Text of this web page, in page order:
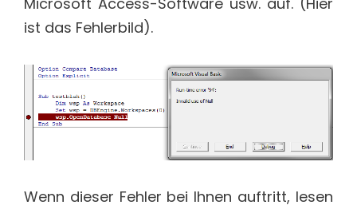
ist das Fehlerbild).
Wenn dieser Fehler bei Ihnen auftritt, lesen